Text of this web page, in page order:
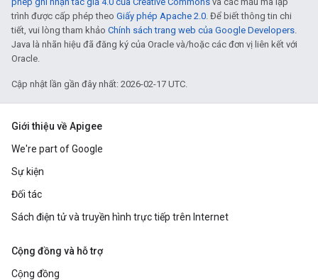
trình được cấp phép theo Giấy phép Apache 2.0. Để biết thông tin chi
tiết, vui lòng tham khảo Chính sách trang web của Google Developers.
Java là nhãn hiệu đã đăng ký của Oracle và/hoặc các đơn vị liên kết với
Oracle.
Cập nhật lần gần đây nhất: 2026-02-17 UTC.
Giới thiệu về Apigee
We're part of Google
Sự kiện
Đối tác
Sách điện tử và truyền hình trực tiếp trên Internet
Cộng đồng và hỗ trợ
Cộng đồng